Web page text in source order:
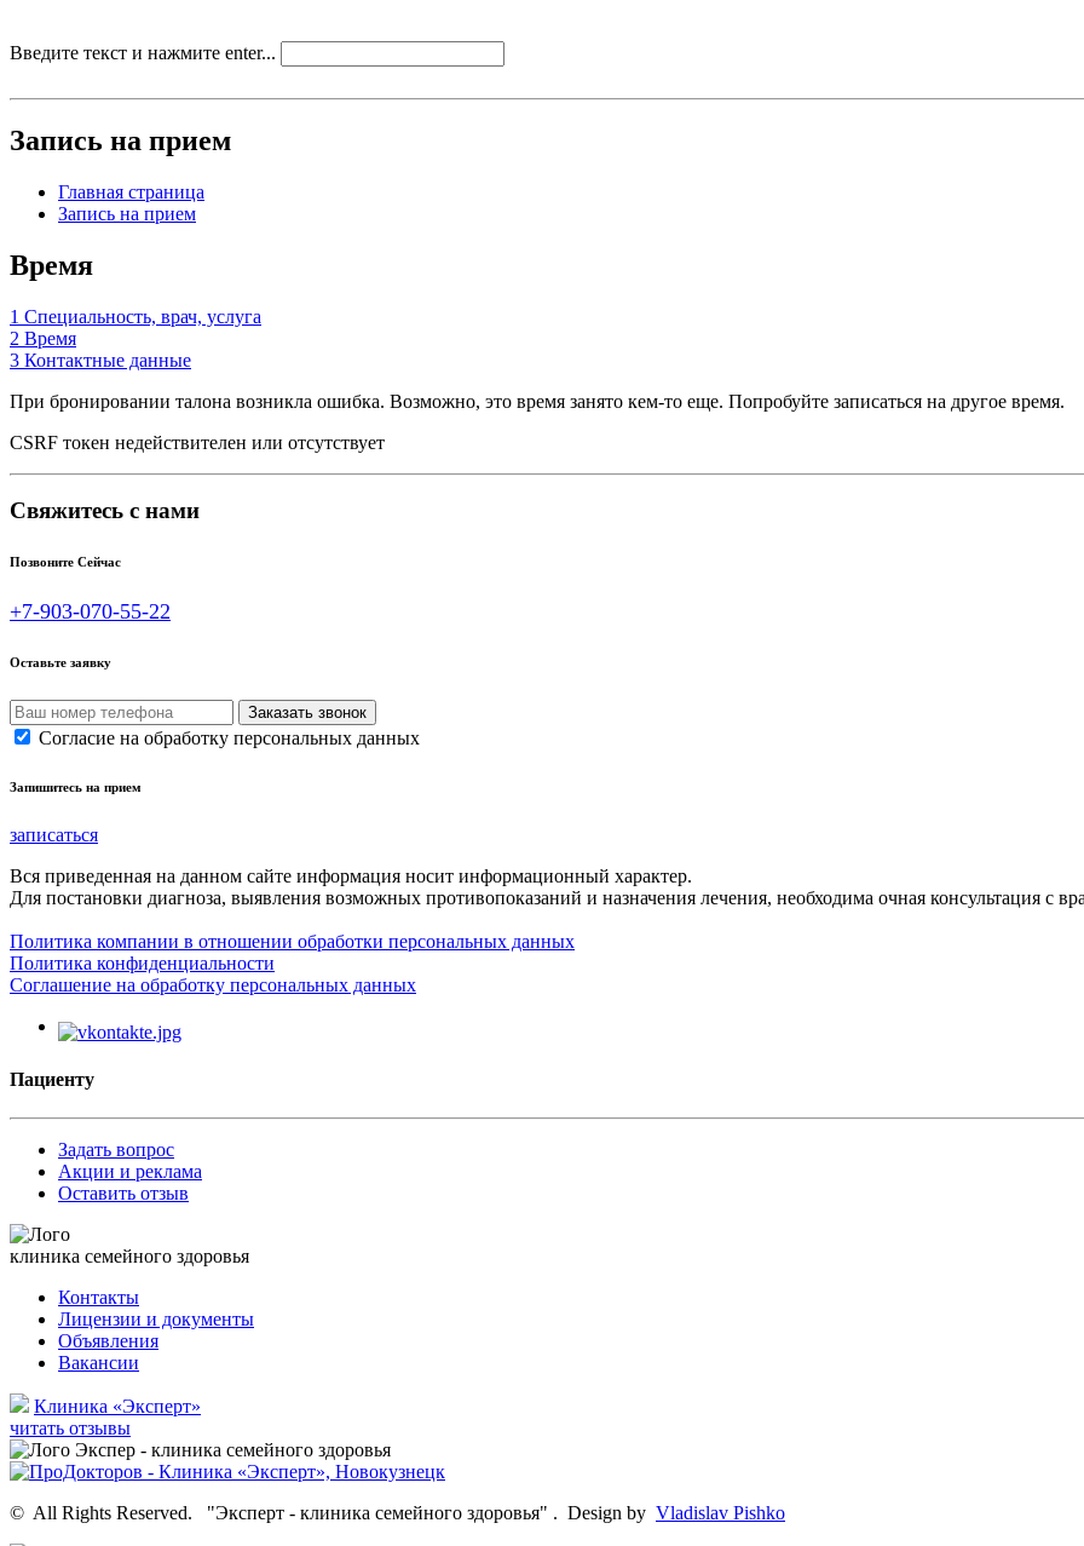
Введите текст и нажмите enter...
Запись на прием
Главная страница
Запись на прием
Время
1 Специальность, врач, услуга
2 Время
3 Контактные данные
При бронировании талона возникла ошибка. Возможно, это время занято кем-то еще. Попробуйте записаться на другое время.
CSRF токен недействителен или отсутствует
Свяжитесь с нами
Позвоните Сейчас
+7-903-070-55-22
Оставьте заявку
Согласие на обработку персональных данных
Запишитесь на прием
записаться
Вся приведенная на данном сайте информация носит информационный характер.
Для постановки диагноза, выявления возможных противопоказаний и назначения лечения, необходима очная консультация с
Политика компании в отношении обработки персональных данных
Политика конфиденциальности
Соглашение на обработку персональных данных
Пациенту
Задать вопрос
Акции и реклама
Оставить отзыв
клиника семейного здоровья
Контакты
Лицензии и документы
Объявления
Вакансии
Клиника «Эксперт»
читать отзывы
© All Rights Reserved. "Эксперт - клиника семейного здоровья" . Design by Vladislav Pishko